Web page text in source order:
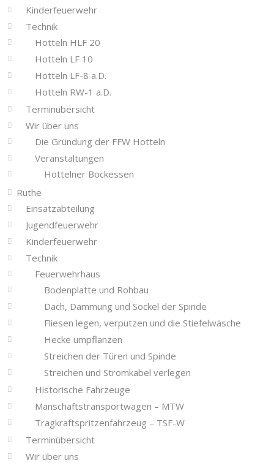
Kinderfeuerwehr
Technik
Hotteln HLF 20
Hotteln LF 10
Hotteln LF-8 a.D.
Hotteln RW-1 a.D.
Terminübersicht
Wir über uns
Die Gründung der FFW Hotteln
Veranstaltungen
Hottelner Bockessen
Ruthe
Einsatzabteilung
Jugendfeuerwehr
Kinderfeuerwehr
Technik
Feuerwehrhaus
Bodenplatte und Rohbau
Dach, Dämmung und Sockel der Spinde
Fliesen legen, verputzen und die Stiefelwäsche
Hecke umpflanzen
Streichen der Türen und Spinde
Streichen und Stromkabel verlegen
Historische Fahrzeuge
Manschaftstransportwagen – MTW
Tragkraftspritzenfahrzeug – TSF-W
Terminübersicht
Wir über uns